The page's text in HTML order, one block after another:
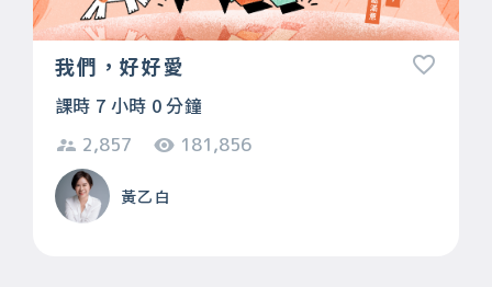
我們，好好愛
課時 7 小時 0 分鐘
2,857 181,856
黃乙白